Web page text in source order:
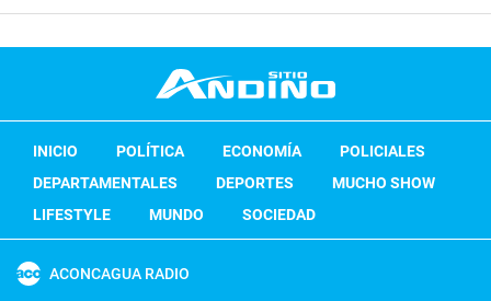
INICIO POLÍTICA ECONOMÍA
POLICIALES
DEPARTAMENTALES
DEPORTES
MUCHO SHOW
LIFESTYLE
MUNDO SOCIEDAD
ACONCAGUA RADIO